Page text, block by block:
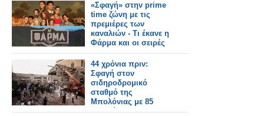
«Σφαγή» στην prime
time ζώνη με τις
πρεμιέρες των
καναλιών - Tι έκανε η
Φάρμα και οι σειρές
στην ΕΡΤ1;
44 χρόνια πριν:
Σφαγή στον
σιδηροδρομικό
σταθμό της
Μπολόνιας με 85
νεκρούς